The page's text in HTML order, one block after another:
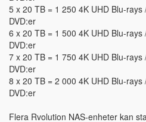
5 x 20 TB = 1 250 4K UHD Blu-
DVD:er
6 x 20 TB = 1 500 4K UHD Blu-
DVD:er
7 x 20 TB = 1 750 4K UHD Blu-
DVD:er
8 x 20 TB = 2 000 4K UHD Blu-
DVD:er
Flera Rvolution NAS-enheter kan